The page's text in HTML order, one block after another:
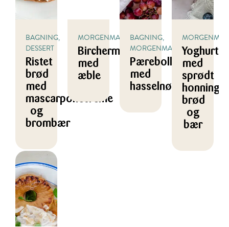
BAGNING,
DESSERT
Ristet
brød
med
mascarponecreme
og
brombær
MORGENMAD
Birchermüsli
med
æble
BAGNING,
MORGENMAD
Pæreboller
med
hasselnødder
MORGENMAD
Yoghurt
med
sprødt
brød
og
bær